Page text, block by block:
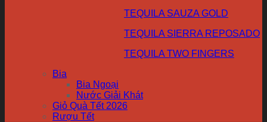
TEQUILA SAUZA GOLD
TEQUILA SIERRA REPOSADO
TEQUILA TWO FINGERS
Bia
Bia Ngoại
Nước Giải Khát
Giỏ Quà Tết 2026
Rượu Tết